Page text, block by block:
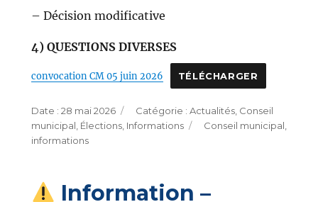
– Décision modificative
4) QUESTIONS DIVERSES
convocation CM 05 juin 2026 TÉLÉCHARGER
Publié
le
28 mai 2026 Catégories
Actualités, Conseil
municipal, Élections, Informations Étiquettes
Conseil municipal,
informations
Information –